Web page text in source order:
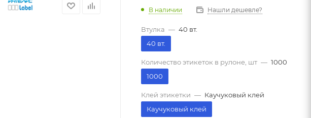
В наличии Нашли дешевле?
Втулка — 40 вт.
40 вт.
Количество этикеток в рулоне, шт — 1000
1000
Клей этикетки — Каучуковый клей
Каучуковый клей